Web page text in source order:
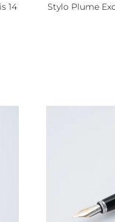
14 Stylo Plume